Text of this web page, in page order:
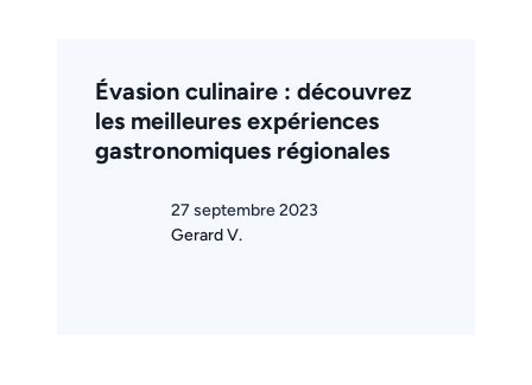
Évasion culinaire : découvrez
les meilleures expériences
gastronomiques régionales
27 septembre 2023
Gerard V.